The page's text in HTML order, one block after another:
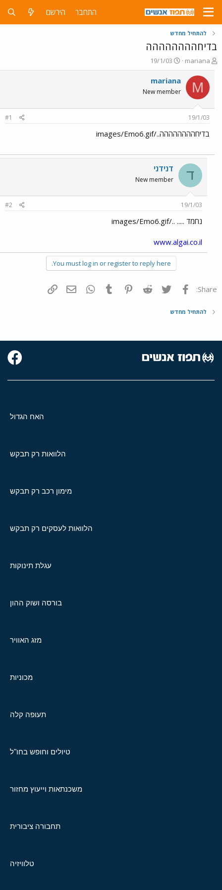
התחבר הירשם
להתחיל מחדש
בדיחהההההההה
פ
ו
ת
ח
ה
ש
א
mariana
פ
ו
ר
ס
ם
ר
19/1/03
M
mariana
New member
19/1/03
#1
בדיחהההההההה../images/Emo6.gif
ד דנידני
New member
19/1/03
#2
נחמד ..... ../images/Emo6.gif
www.algai.co.il
You must log in or register to reply here.
Share: פייסבוק Twitter
Reddit
Pinterest
Tumblr
WhatsAppדואר אלקטרוני
להתחיל מחדש
האח הגדול
הלוואות רק תבקש
מימון רכב רק תבקש
הלוואות לעסקים רק תבקש
עגלת תינוקות
בורסה ושוק ההון
מזג האוויר
מכוניות
תעופה קלה
טיולים וחופש בחו"ל
משכנתאות וייעוץ מחזור
תחבורה ציבורית
טלוויזיה